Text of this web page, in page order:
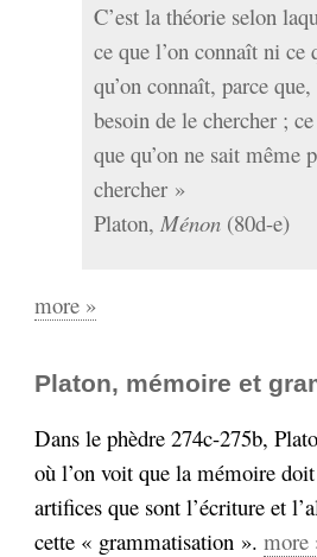
C’est la théorie selon
ce que l’on connaît ni ce
qu’on connaît, parce
besoin de le chercher ;
que qu’on ne sait même
chercher »
Platon, Ménon (80d-e)
more »
Platon, mémoire et
Dans le phèdre 274c-275b,
où l’on voit que la mémoire
artifices que sont l’écriture et
cette « grammatisation ». more